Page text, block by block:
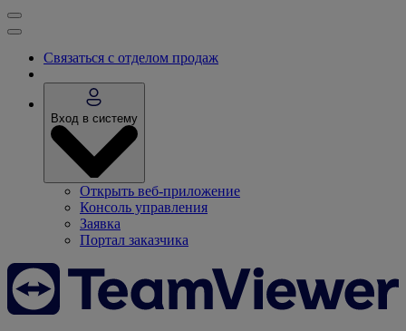
Связаться с отделом продаж
Вход в систему
Открыть веб-приложение
Консоль управления
Заявка
Портал заказчика